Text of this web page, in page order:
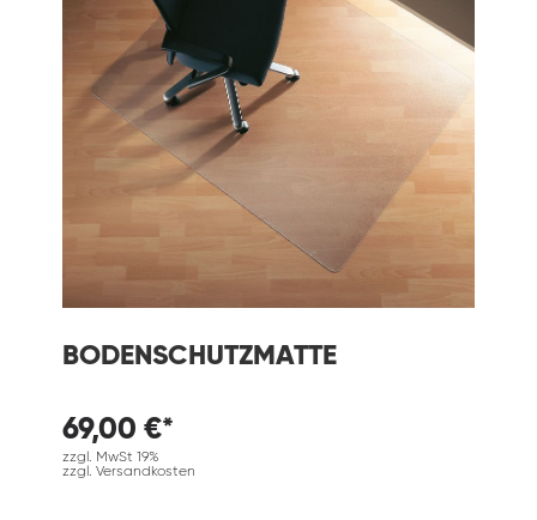
BODENSCHUTZMATTE
69,00 €*
zzgl. MwSt 19%
zzgl. Versandkosten